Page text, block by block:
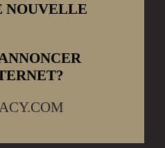
NOUVELLE